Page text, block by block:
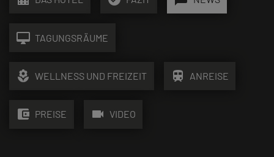
desktop_mac TAGUNGSRÄUME
local_florist WELLNESS UND FREIZEIT train ANREISE
account_balance_wallet PREISE videocam VIDEO